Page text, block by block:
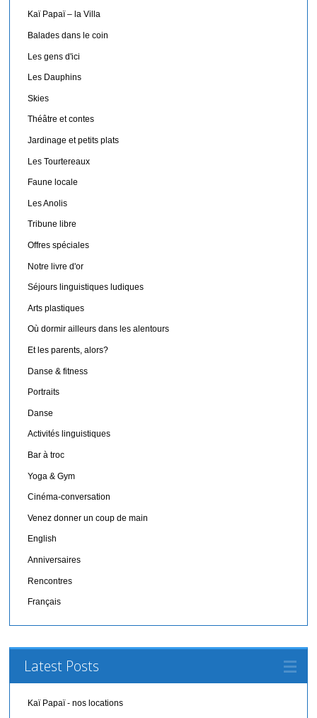
Kaï Papaï – la Villa
Balades dans le coin
Les gens d'ici
Les Dauphins
Skies
Théâtre et contes
Jardinage et petits plats
Les Tourtereaux
Faune locale
Les Anolis
Tribune libre
Offres spéciales
Notre livre d'or
Séjours linguistiques ludiques
Arts plastiques
Où dormir ailleurs dans les alentours
Et les parents, alors?
Danse & fitness
Portraits
Danse
Activités linguistiques
Bar à troc
Yoga & Gym
Cinéma-conversation
Venez donner un coup de main
English
Anniversaires
Rencontres
Français
Latest Posts
Kaï Papaï - nos locations